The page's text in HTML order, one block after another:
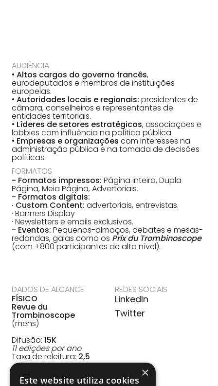
AUDIÊNCIA
• Altos cargos do governo francês,
eurodeputados e membros de instituições
europeias.
• Autoridades locais e regionais: presidentes de
câmara, conselheiros e representantes de
entidades territoriais.
• Líderes de setores estratégicos, associações e
lobbies com influência na política pública.
• Empresas e organizações com interesses na
administração pública e na tomada de decisões
políticas.
FORMATOS
- Formatos impressos: Página inteira, Dupla
Página, Meia Página, Advertoriais.
- Formatos digitais:
· Custom Content: advertoriais, entrevistas.
· Banners Display
· Newsletters e emails exclusivos.
- Eventos: Pequenos-almoços, debates e mesas-
redondas, galas como os Prix du Trombinoscope
(com +800 participantes de alto nível).
DADOS DE ALCANCE
FÍSICO
Revue du
Trombinoscope
(mens)
Difusão: 15K
11 edições por ano
Taxa de releitura: 2,5
Publicações anuais:
REDES SOCIAIS
LinkedIn
Twitter
×
Este website utiliza cookies